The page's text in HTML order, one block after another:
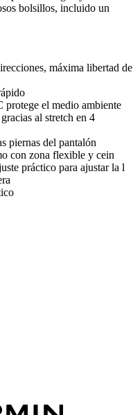
bolsillos, incluido un
máxima libertad de
el medio ambiente
al stretch en 4
piernas del pantalón
con zona flexible y cein
práctico para ajustar la l